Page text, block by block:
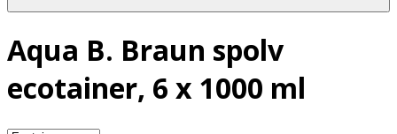
Aqua B. Braun spolv
ecotainer, 6 x 1000 ml